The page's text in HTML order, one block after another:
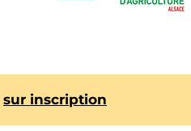
sur inscription